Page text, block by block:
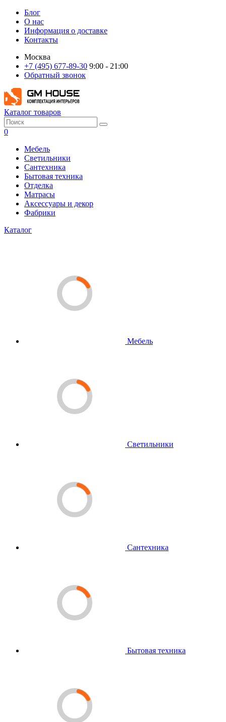
Блог
О нас
Информация о доставке
Контакты
Москва
+7 (495) 677-89-30 9:00 - 21:00
Обратный звонок
Каталог товаров
0
Мебель
Светильники
Сантехника
Бытовая техника
Отделка
Матрасы
Аксессуары и декор
Фабрики
Каталог
Мебель
Светильники
Сантехника
Бытовая техника